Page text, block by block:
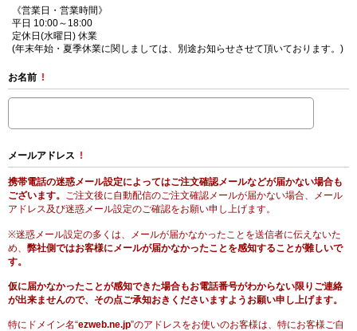
《営業日・営業時間》
平日 10:00～18:00
定休日(水曜日) 休業
(年末年始・夏季休業に関しましては、別途お知らせさせて頂いております。)
お名前 !
メールアドレス !
携帯電話の迷惑メール設定によってはご注文確認メールなどが届かない場合も
ございます。 ご注文後に自動配信のご注文確認メールが届かない場合、メール
アドレス及び迷惑メール設定のご確認をお願い申し上げます。
※迷惑メール設定の多くは、メールが届かなかったことを送信者に伝えないた
め、 弊社側ではお客様にメールが届かなかったことを感知することが難しいで
す。
仮に届かなかったことが感知できた場合もお電話番号がわからない限りご連絡
が出来ませんので、その点ご承知おきくださいますようお願い申し上げます。
特にドメイン名“ezweb.ne.jp”のアドレスをお使いのお客様は、特にお客様ご自